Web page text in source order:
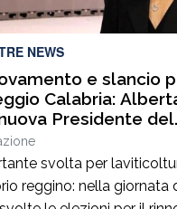
con l’ausilio delle
NEWS
e slancio
Calabria:
Presidente del
Terre di Reggio
svolta per
reggino: nella giornata